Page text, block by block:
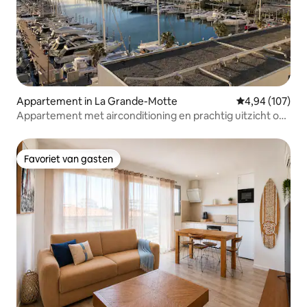
Appartement in La Grande-Motte Gemiddelde
4,94 (107)
Appartement met airconditioning en prachtig uitzicht op
Favoriet van gasten
Favoriet van gasten